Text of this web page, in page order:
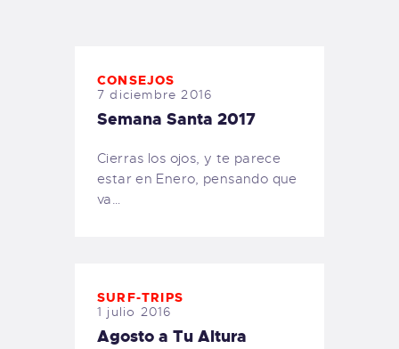
CONSEJOS
7 diciembre 2016
Semana Santa 2017
Cierras los ojos, y te parece
estar en Enero, pensando que
va…
SURF-TRIPS
1 julio 2016
Agosto a Tu Altura